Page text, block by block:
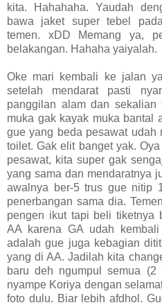
kita. Hahahaha. Yaudah
bawa jaket super tebel
temen. xDD Memang ya,
belakangan. Hahaha yaiyalah.
Oke mari kembali ke jalan
setelah mendarat pasti
panggilan alam dan
muka gak kayak muka bantal
gue yang beda pesawat udah
toilet. Gak elit banget yak.
pesawat, kita super gak
yang sama dan mendaratnya
awalnya ber-5 trus gue nitip
penerbangan sama dia.
pengen ikut tapi beli tiketnya
AA karena GA udah
adalah gue juga kebagian
yang di AA. Jadilah kita
baru deh ngumpul semua (2
nyampe Koriya dengan
foto dulu. Biar lebih afdhol.